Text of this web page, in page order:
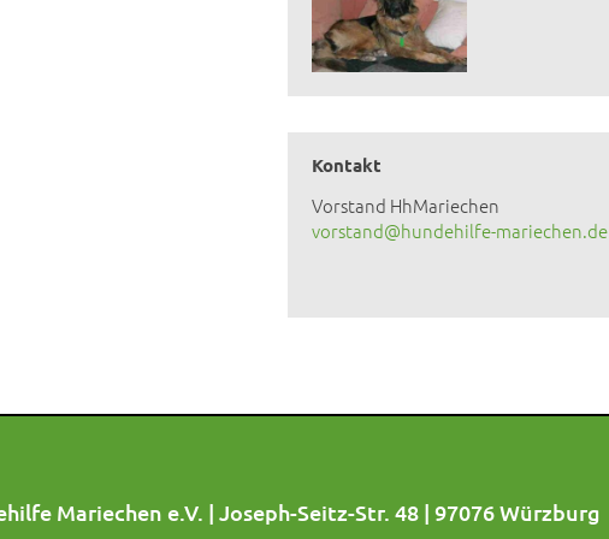
Kontakt
Vorstand HhMariechen
vorstand@hundehilfe-mariechen.de
Mariechen e.V. | Joseph-Seitz-Str. 48 | 97076 Würzburg